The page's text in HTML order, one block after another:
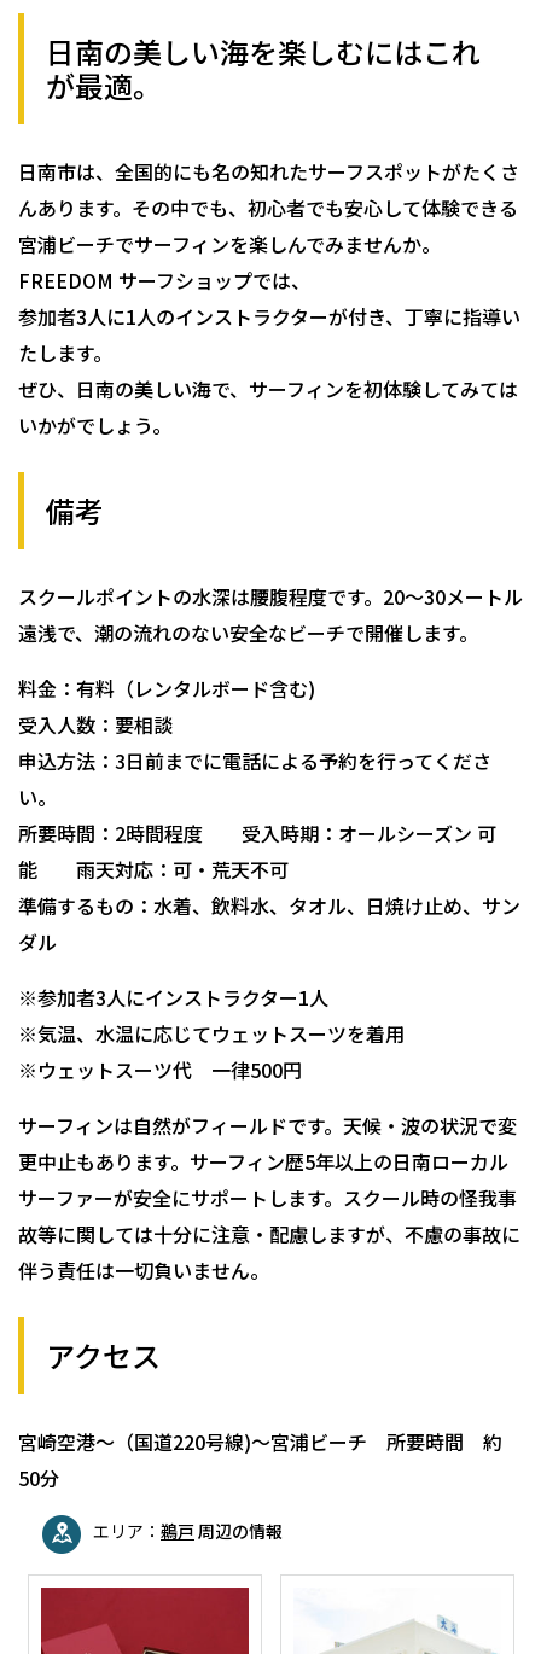
日南の美しい海を楽しむにはこれ
が最適。
日南市は、全国的にも名の知れたサーフスポットがたくさ
んあります。その中でも、初心者でも安心して体験できる
宮浦ビーチでサーフィンを楽しんでみませんか。
FREEDOM サーフショップでは、
参加者3人に1人のインストラクターが付き、丁寧に指導い
たします。
ぜひ、日南の美しい海で、サーフィンを初体験してみては
いかがでしょう。
備考
スクールポイントの水深は腰腹程度です。20～30メートル
遠浅で、潮の流れのない安全なビーチで開催します。
料金：有料（レンタルボード含む)
受入人数：要相談
申込方法：3日前までに電話による予約を行ってくださ
い。
所要時間：2時間程度 受入時期：オールシーズン 可
能 雨天対応：可・荒天不可
準備するもの：水着、飲料水、タオル、日焼け止め、サン
ダル
※参加者3人にインストラクター1人
※気温、水温に応じてウェットスーツを着用
※ウェットスーツ代 一律500円
サーフィンは自然がフィールドです。天候・波の状況で変
更中止もあります。サーフィン歴5年以上の日南ローカル
サーファーが安全にサポートします。スクール時の怪我事
故等に関しては十分に注意・配慮しますが、不慮の事故に
伴う責任は一切負いません。
アクセス
宮崎空港～（国道220号線)～宮浦ビーチ 所要時間 約
50分
エリア： 鵜戸周辺の情報